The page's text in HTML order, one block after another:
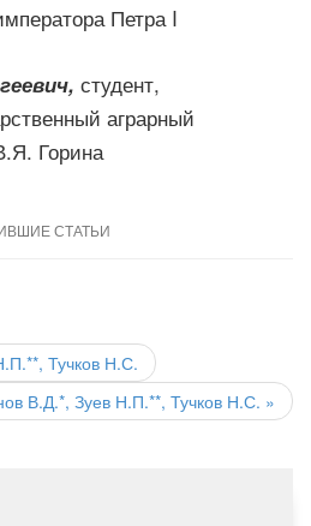
Петра I
студент,
аграрный
Горина
СТАТЬИ
Тучков Н.С.
В.Д.*, Зуев Н.П.**, Тучков Н.С. »